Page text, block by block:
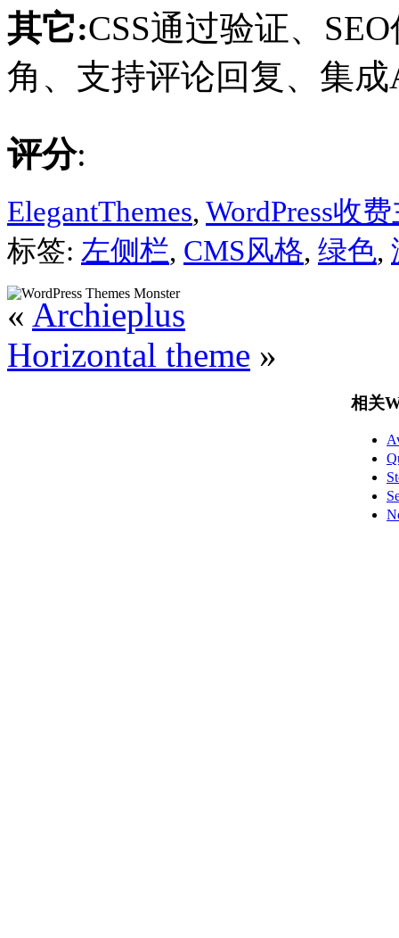
其它:CSS通过验证、
角、支持评论回复、集成
评分:
ElegantThemes, WordPress收
标签: 左侧栏, CMS风格, 绿色,
« Archieplus
Horizontal theme »
相关